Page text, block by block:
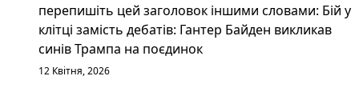
перепишіть цей заголовок іншими словами: Бій у
клітці замість дебатів: Гантер Байден викликав
синів Трампа на поєдинок
12 Квітня, 2026